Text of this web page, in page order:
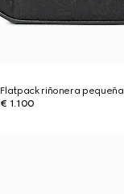
Flatpack riñonera pequeña
€ 1.100